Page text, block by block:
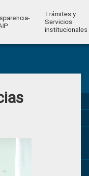
Trámites y
Servicios
institucionales